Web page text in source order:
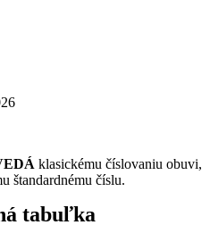
klasickému číslovaniu obuvi,
štandardnému číslu.
tabuľka